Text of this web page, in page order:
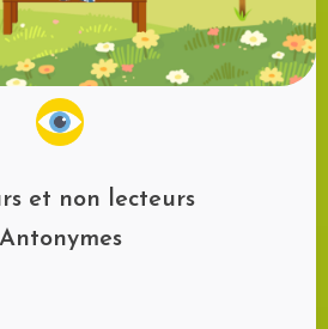
et non lecteurs
Antonymes